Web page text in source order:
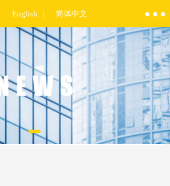
English | 简体中文